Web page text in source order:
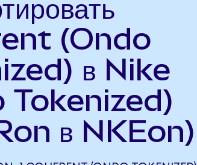
(Ondo
в Nike
Tokenized)
в NKEon)